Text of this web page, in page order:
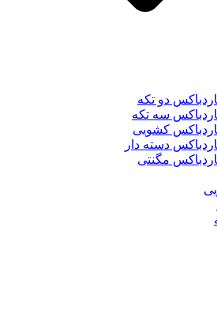
دو تکه
سه تکه
کشویی
دسته دار
مگنتی